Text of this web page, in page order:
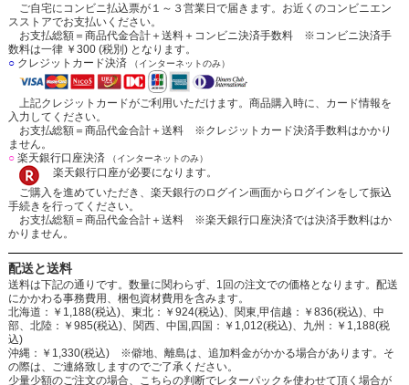
ご自宅にコンビニ払込票が１～３営業日で届きます。お近くのコンビニエン
スストアでお支払いください。
お支払総額＝商品代金合計＋送料＋コンビニ決済手数料 ※コンビニ決済手
数料は一律 ￥300 (税別) となります。
○クレジットカード決済 （インターネットのみ）
上記クレジットカードがご利用いただけます。商品購入時に、カード情報を
入力してください。
お支払総額＝商品代金合計＋送料 ※クレジットカード決済手数料はかかり
ません。
○楽天銀行口座決済 （インターネットのみ）
楽天銀行口座が必要になります。
ご購入を進めていただき、楽天銀行のログイン画面からログインをして振込
手続きを行ってください。
お支払総額＝商品代金合計＋送料 ※楽天銀行口座決済では決済手数料はか
かりません。
配送と送料
送料は下記の通りです。数量に関わらず、1回の注文での価格となります。配送
にかかわる事務費用、梱包資材費用を含みます。
北海道：￥1,188(税込)、東北：￥924(税込)、関東,甲信越：￥836(税込)、中
部、北陸：￥985(税込)、関西、中国,四国：￥1,012(税込)、九州：￥1,188(税
込)
沖縄：￥1,330(税込) ※僻地、離島は、追加料金がかかる場合があります。そ
の際は、ご連絡致しますのでご了承ください。
少量少額のご注文の場合、こちらの判断でレターパックを使わせて頂く場合が